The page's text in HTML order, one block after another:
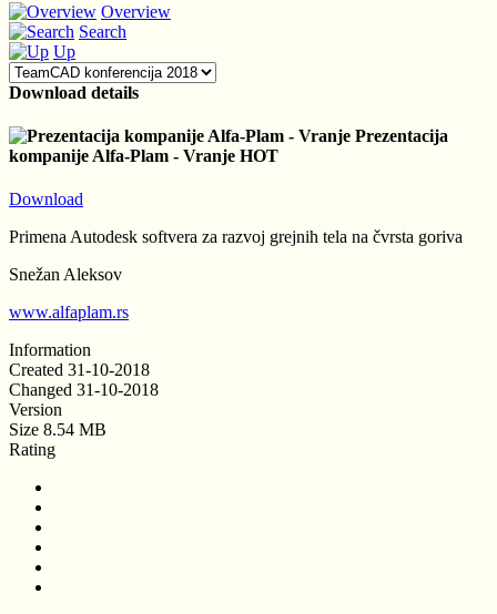
Overview
Search
Up
Download details
Prezentacija
kompanije Alfa-Plam - Vranje HOT
Download
Primena Autodesk softvera za razvoj grejnih tela na čvrsta goriva
Snežan Aleksov
www.alfaplam.rs
Information
Created 31-10-2018
Changed 31-10-2018
Version
Size 8.54 MB
Rating